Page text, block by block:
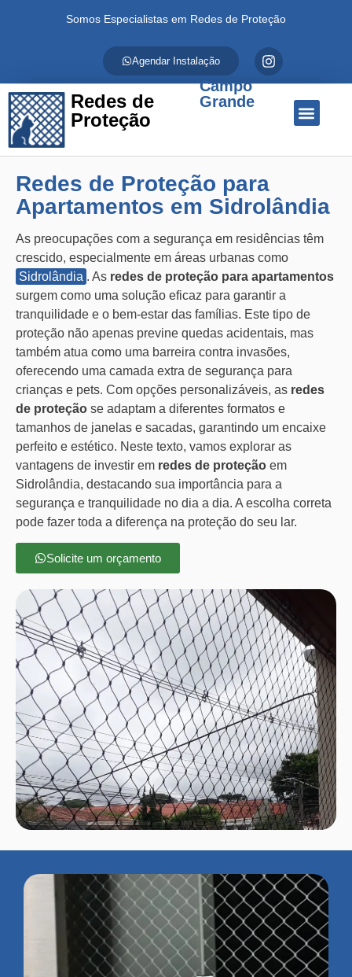
Somos Especialistas em Redes de Proteção
Agendar Instalação
Redes de
Proteção
Campo
Grande
Redes de Proteção para
Apartamentos em Sidrolândia
As preocupações com a segurança em residências têm
crescido, especialmente em áreas urbanas como
Sidrolândia . As redes de proteção para apartamentos
surgem como uma solução eficaz para garantir a
tranquilidade e o bem-estar das famílias. Este tipo de
proteção não apenas previne quedas acidentais, mas
também atua como uma barreira contra invasões,
oferecendo uma camada extra de segurança para
crianças e pets. Com opções personalizáveis, as redes
de proteção se adaptam a diferentes formatos e
tamanhos de janelas e sacadas, garantindo um encaixe
perfeito e estético. Neste texto, vamos explorar as
vantagens de investir em redes de proteção em
Sidrolândia, destacando sua importância para a
segurança e tranquilidade no dia a dia. A escolha correta
pode fazer toda a diferença na proteção do seu lar.
Solicite um orçamento